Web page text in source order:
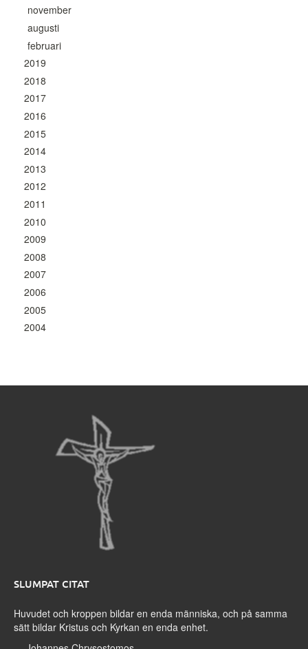
november
augusti
februari
2019
2018
2017
2016
2015
2014
2013
2012
2011
2010
2009
2008
2007
2006
2005
2004
SLUMPAT CITAT
Huvudet och kroppen bildar en enda människa, och på samma
sätt bildar Kristus och Kyrkan en enda enhet.